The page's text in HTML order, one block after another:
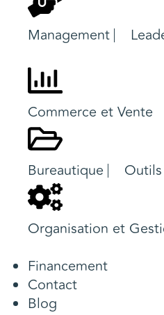
Management ⎸
Commerce et Vente
Bureautique ⎸
Organisation et
Financement
Contact
Blog